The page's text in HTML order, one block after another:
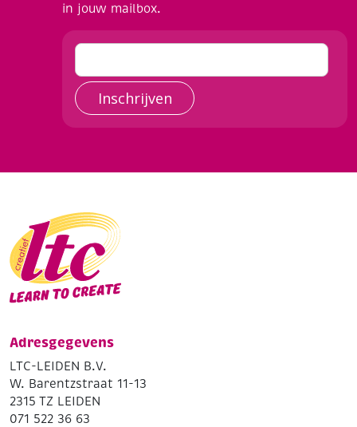
in jouw mailbox.
Inschrijven
Adresgegevens
LTC-LEIDEN B.V.
W. Barentzstraat 11-13
2315 TZ LEIDEN
071 522 36 63